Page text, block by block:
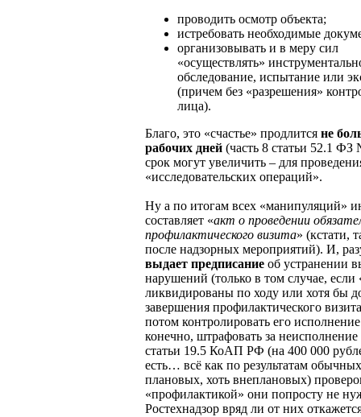
проводить осмотр объекта;
истребовать необходимые
организовывать и в меру сил
«осуществлять»
обследование, испытание или
(причем без «разрешения»
лица).
Благо, это «счастье» продлится не
рабочих дней (часть 8 статьи 52.1
срок могут увеличить – для
«исследовательских операций».
Ну а по итогам всех «манипуляций»
составляет «акт о проведении
профилактического визита» (кстати,
после надзорных мероприятий). И,
выдает предписание об устранении
нарушений (только в том случае, если
ликвидированы по ходу или хотя бы
завершения профилактического
потом контролировать его
конечно, штрафовать за неисполнение
статьи 19.5 КоАП РФ (на 400 000
есть… всё как по результатам
плановых, хоть внеплановых)
«профилактикой» они попросту не
Ростехнадзор вряд ли от них